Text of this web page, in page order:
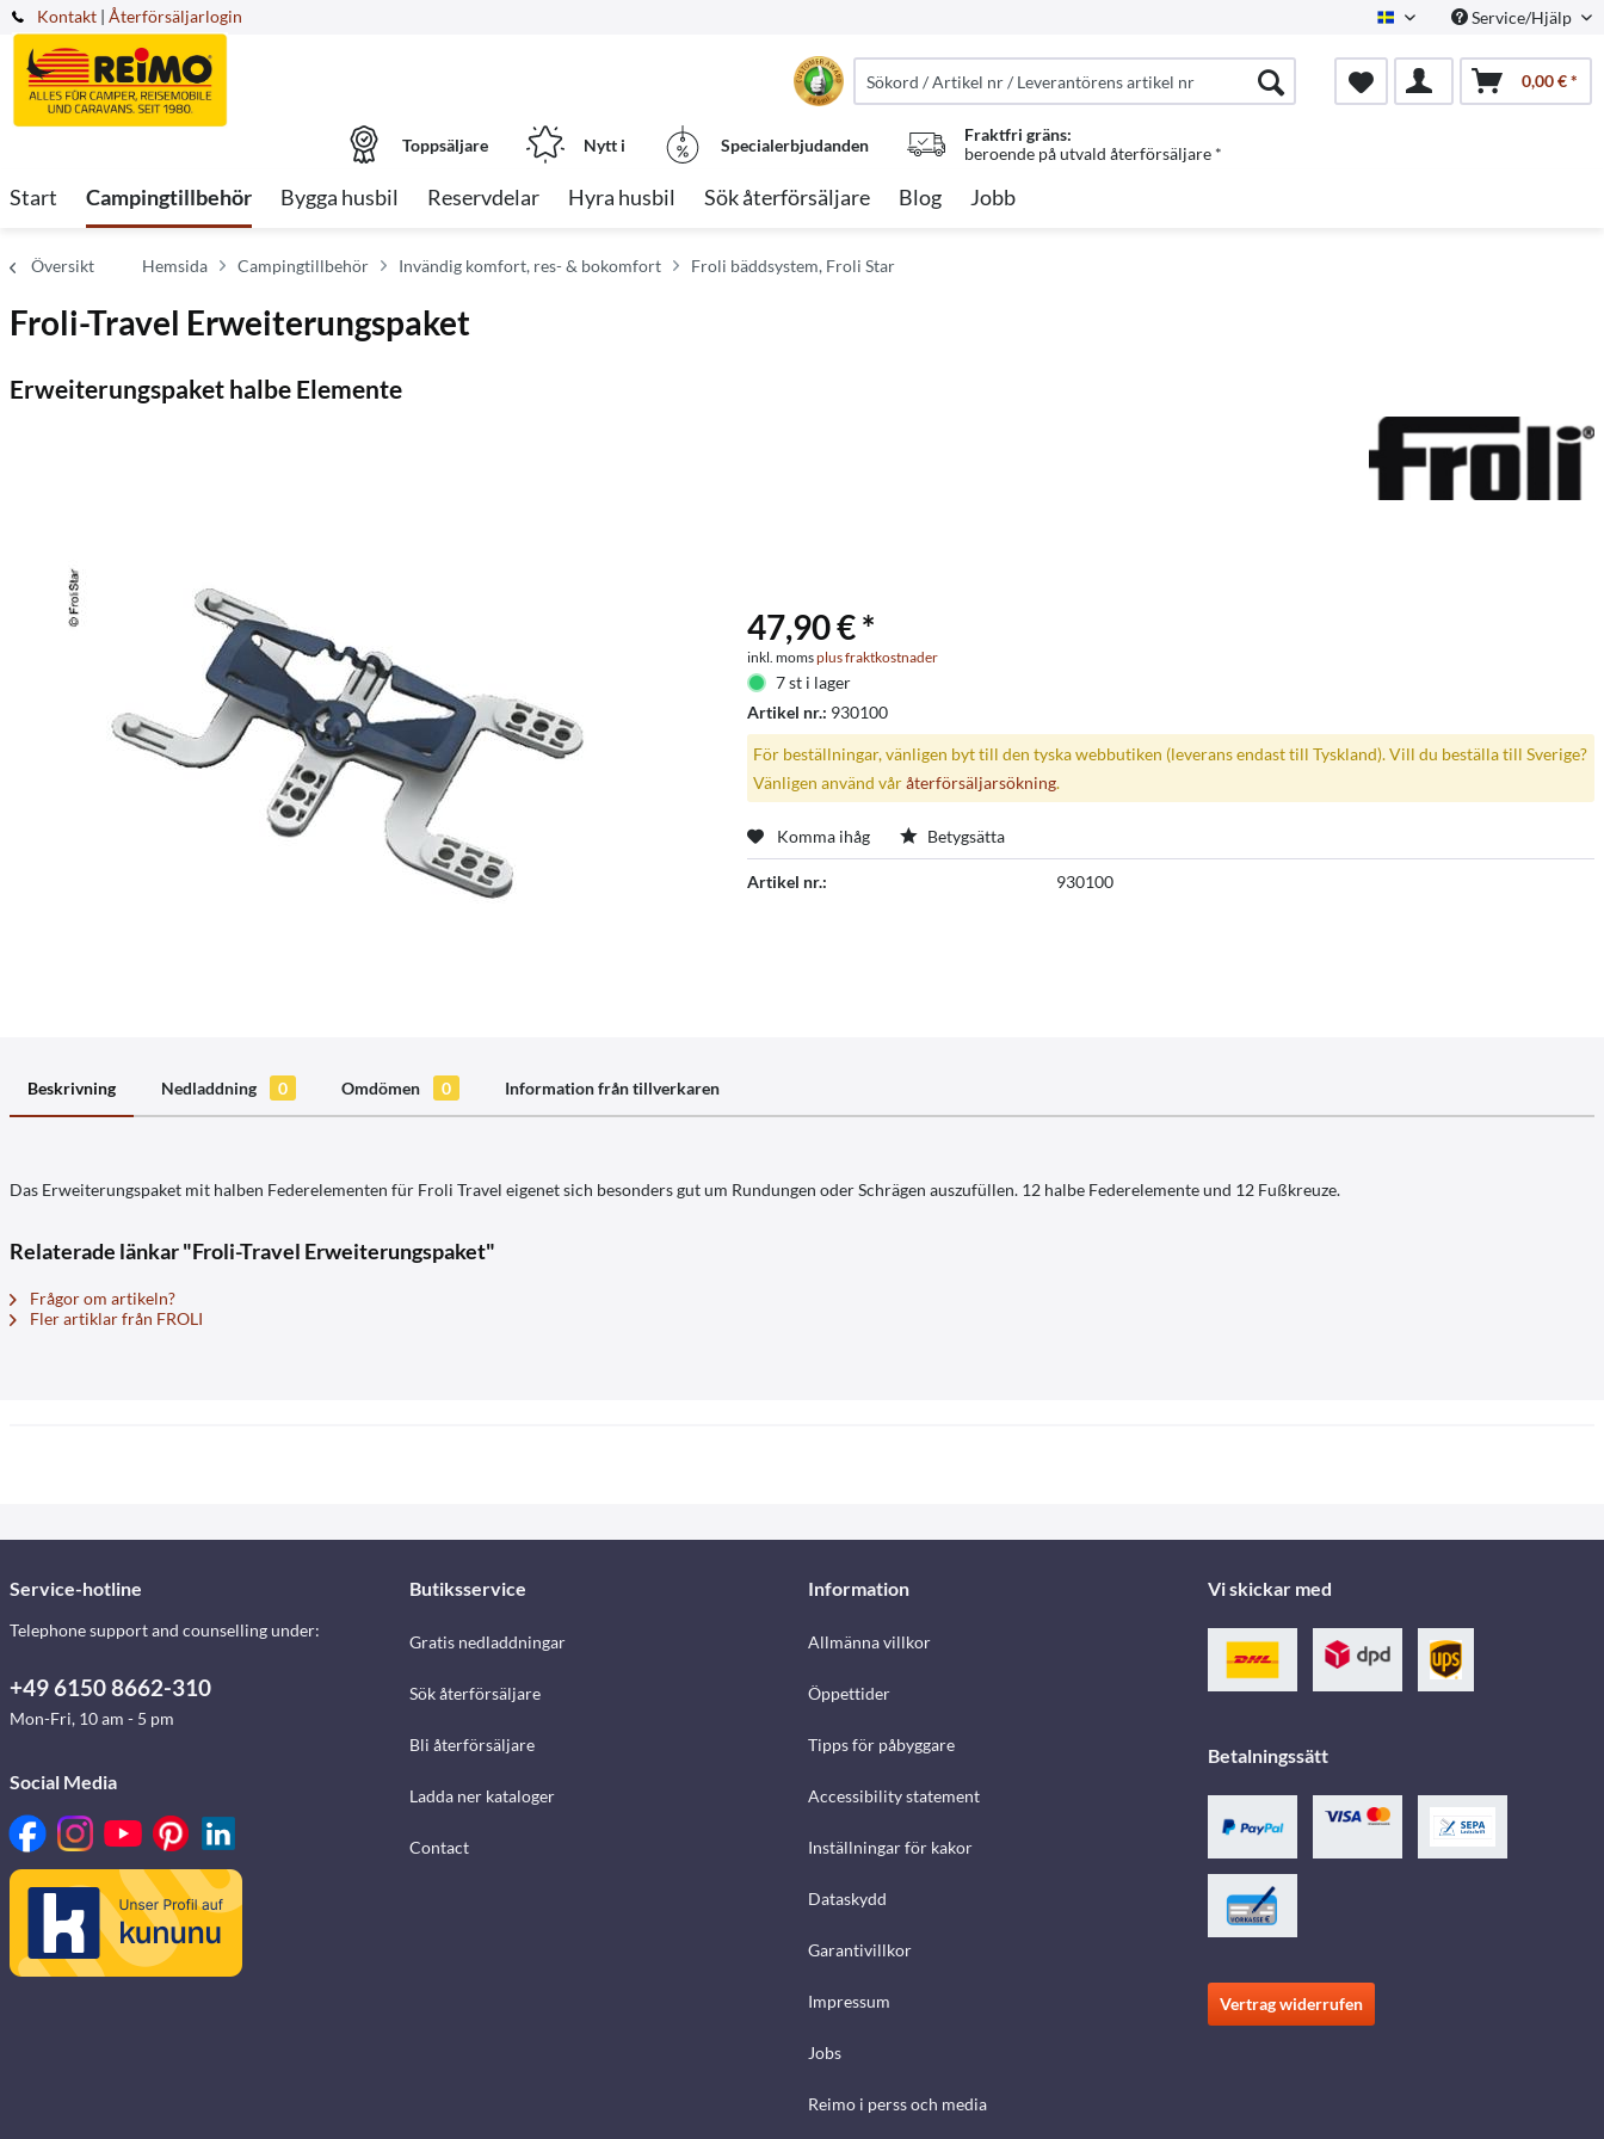
Kontakt Swedish Service/Hjälp
| Återförsäljarlogin
0,00 € *
Toppsäljare Nytt i Specialerbjudanden
Fraktfri gräns:
beroende på utvald återförsäljare *
Start Campingtillbehör Bygga husbil Reservdelar Hyra husbil Sök återförsäljare Blog Jobb
Översikt Hemsida Campingtillbehör Invändig komfort, res- & bokomfort Froli bäddsystem, Froli Star
Froli-Travel Erweiterungspaket
Erweiterungspaket halbe Elemente
47,90 € *
inkl. momsplus fraktkostnader
7 st i lager
Artikel nr.: 930100
För beställningar, vänligen byt till den tyska webbutiken (leverans endast till Tyskland). Vill du beställa till Sverige?
Vänligen använd våråterförsäljarsökning.
Komma ihåg Betygsätta
Artikel nr.: 930100
Beskrivning Nedladdning 0 Omdömen 0 Information från tillverkaren
Das Erweiterungspaket mit halben Federelementen für Froli Travel eigenet sich besonders gut um Rundungen oder Schrägen auszufüllen. 12 halbe Federelemente und 12 Fußkreuze.
Relaterade länkar "Froli-Travel Erweiterungspaket"
Frågor om artikeln?
Fler artiklar från FROLI
Service-hotline
Telephone support and counselling under:
+49 6150 8662-310
Mon-Fri, 10 am - 5 pm
Social Media
Butiksservice
Gratis nedladdningar
Sök återförsäljare
Bli återförsäljare
Ladda ner kataloger
Contact
Information
Allmänna villkor
Öppettider
Tipps för påbyggare
Accessibility statement
Inställningar för kakor
Dataskydd
Garantivillkor
Impressum
Jobs
Reimo i perss och media
Vi skickar med
Betalningssätt
Vertrag widerrufen